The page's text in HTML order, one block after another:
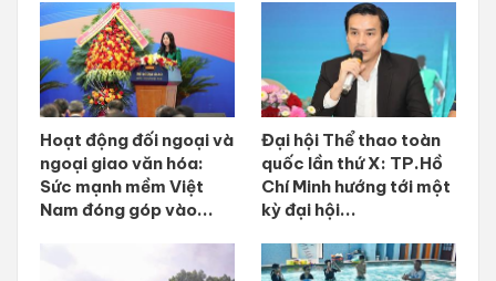
Hoạt động đối ngoại và
ngoại giao văn hóa:
Sức mạnh mềm Việt
Nam đóng góp vào...
Đại hội Thể thao toàn
quốc lần thứ X: TP.Hồ
Chí Minh hướng tới một
kỳ đại hội...